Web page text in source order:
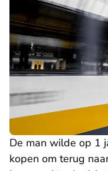
De man wilde op 1
kopen om terug